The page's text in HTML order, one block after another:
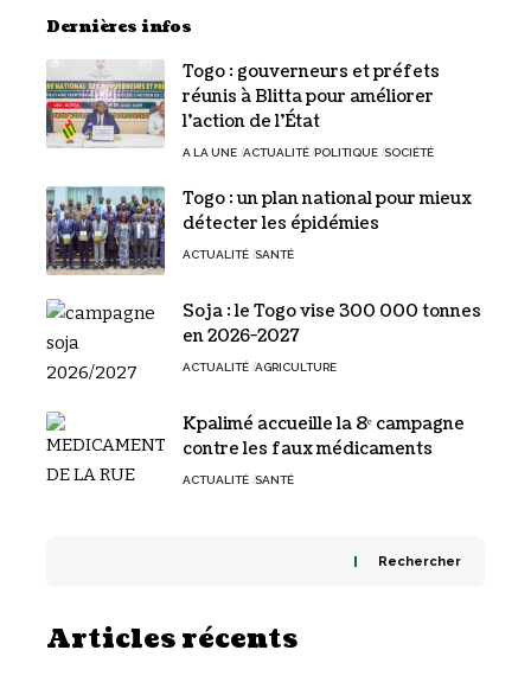
Dernières infos
Togo : gouverneurs et préfets
réunis à Blitta pour améliorer
l’action de l’État
A LA UNE ACTUALITÉ POLITIQUE SOCIÉTÉ
Togo : un plan national pour mieux
détecter les épidémies
ACTUALITÉ SANTÉ
Soja : le Togo vise 300 000 tonnes
en 2026-2027
ACTUALITÉ AGRICULTURE
Kpalimé accueille la 8ᵉ campagne
contre les faux médicaments
ACTUALITÉ SANTÉ
Rechercher
Articles récents